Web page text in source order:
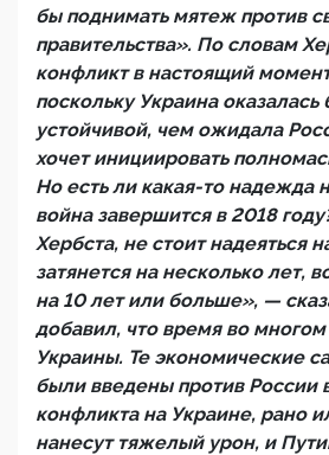
бы поднимать мятеж против
правительства». По словам
конфликт в настоящий
поскольку Украина
устойчивой, чем ожидала
хочет инициировать
Но есть ли какая-то надежда
война завершится в 2018
Хербста, не стоит надеяться
затянется на несколько лет,
на 10 лет или больше», —
добавил, что время во
Украины. Те экономические
были введены против России
конфликта на Украине, рано
нанесут тяжелый урон, и